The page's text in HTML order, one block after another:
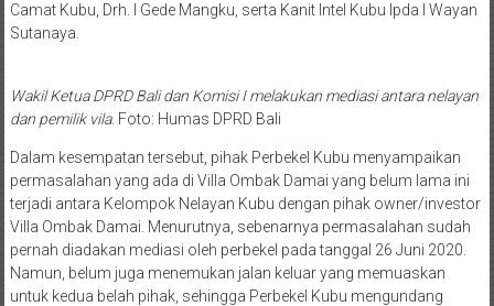
Camat Kubu, Drh. I Gede Mangku, serta Kanit Intel Kubu Ipda I Wayan
Sutanaya.
Wakil Ketua DPRD Bali dan Komisi I melakukan mediasi antara nelayan
dan pemilik vila. Foto: Humas DPRD Bali
Dalam kesempatan tersebut, pihak Perbekel Kubu menyampaikan
permasalahan yang ada di Villa Ombak Damai yang belum lama ini
terjadi antara Kelompok Nelayan Kubu dengan pihak owner/investor
Villa Ombak Damai. Menurutnya, sebenarnya permasalahan sudah
pernah diadakan mediasi oleh perbekel pada tanggal 26 Juni 2020.
Namun, belum juga menemukan jalan keluar yang memuaskan
untuk kedua belah pihak, sehingga Perbekel Kubu mengundang